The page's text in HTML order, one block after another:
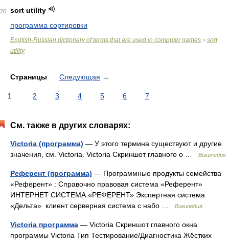
20
sort utility
программа сортировки
English-Russian dictionary of terms that are used in computer games > sort
utility
Страницы Следующая →
1 2 3 4 5 6 7
См. также в других словарях:
Victoria (программа) — У этого термина существуют и другие
значения, см. Victoria. Victoria Скриншот главного о …
Википедия
Референт (программа) — Программные продукты семейства
«Референт» : Справочно правовая система «Референт»
ИНТЕРНЕТ СИСТЕМА «РЕФЕРЕНТ» Экспертная система
«Дельта» клиент серверная система с набо …
Википедия
Victoria программа — Victoria Скриншот главного окна
программы Victoria Тип Тестирование/Диагностика Жёстких